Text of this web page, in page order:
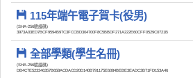
115年端午電子賀卡(役男)
(SHA-256驗證碼)
3973A03ED7BCF9594B97C3FCCBD304700F8C5BBDF271A222E60CFF0529C0721B
全部學類(學生名冊)
(SHA-256驗證碼)
DB4C7E523346357B658ACDACD20D140B791175E6084BEBE3EADC3B71FD153A46